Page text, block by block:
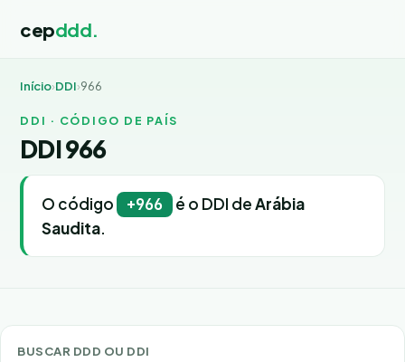
cepddd.
Início›DDI›966
DDI · CÓDIGO DE PAÍS
DDI 966
O código +966 é o DDI deArábia
Saudita.
BUSCAR DDD OU DDI